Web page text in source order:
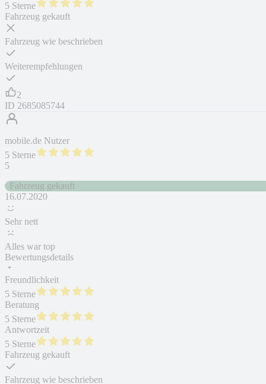
5 Sterne
Fahrzeug gekauft
Fahrzeug wie beschrieben
Weiterempfehlungen
2
ID 2685085744
mobile.de Nutzer
5 Sterne
5
Fahrzeug gekauft
16.07.2020
Sehr nett
Alles war top
Bewertungsdetails
Freundlichkeit
5 Sterne
Beratung
5 Sterne
Antwortzeit
5 Sterne
Fahrzeug gekauft
Fahrzeug wie beschrieben